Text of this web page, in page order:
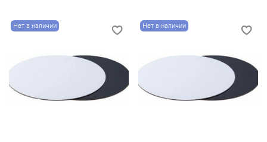
Нет в наличии Нет в наличии